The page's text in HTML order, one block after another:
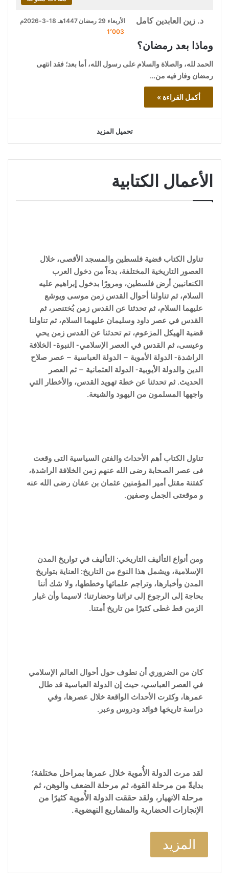
د. زين العابدين كامل
الأربعاء 29 رمضان 1447هـ 18-3-2026م
1٬003
وماذا بعد رمضان؟
الحمد لله، والصلاة والسلام على رسول الله، أما بعد؛ فقد انتهى
رمضان وفاز فيه من…
أكمل القراءة »
تحميل المزيد
الأعمال الكتابية
تناول الكتاب قضية فلسطين والمسجد الأقصى، خلال
العصور التاريخية المختلفة، بدءاً من دخول العرب
الكنعانيين أرض فلسطين، ومرورًا بدخول إبراهيم عليه
السلام، ثم تناولنا أحوال القدس زمن موسى ويوشع
عليهما السلام، ثم تحدثنا عن القدس زمن بُختنصر، ثم
القدس في عصر داود وسليمان عليهما السلام، ثم تناولنا
قضية الهيكل المزعوم، تم تحدثنا عن القدس زمن يحي
وعيسى، ثم القدس في العصر الإسلامي- النبوة- الخلافة
الراشدة- الدولة الأموية – الدولة العباسية – عصر صلاح
الدين والدولة الأيوبية- الدولة العثمانية – ثم العصر
الحديث. ثم تحدثنا عن خطة تهويد القدس، والأخطار التي
واجهها المسلمون من اليهود والشيعة.
تناول الكتاب أهم الأحداث والفتن ا لسياسية التى وقعت
فى عصر الصحابة رضى الله عنهم زمن الخلافة الراشدة،
كفتنة مقتل أمير المؤمنين عثمان بن عفان رضى الله عنه
و موقعتى الجمل وصفين.
ومن أنواع التأليف التاريخي: التأليف في تواريخ المدن
الإسلامية، ويشمل هذا النوع من التاريخ: العناية بتواريخ
المدن وأخبارها، وتراجم علمائها وخططها، ولا شك أننا
بحاجة إلى الرجوع إلى تراثنا وحضارتنا؛ لاسيما وأن غبار
الزمن قط غطى كثيرًا من تاريخ أمتنا.
كان من الضروري أن نطوف حول أحوال العالم الإسلامي
في العصر العباسي، حيث إن الدولة العباسية قد طال
عمرها، وكثرت الأحداث الواقعة خلال عصرها، وفي
دراسة تاريخها فوائد ودروس وعبر.
لقد مرت الدولة الأُموية خلال عمرها بمراحل مختلفة؛
بدايةً من مرحلة القوة، ثم مرحلة الضعف والوهن، ثم
مرحلة الانهيار، ولقد حققت الدولة الأُموية كثيرًا من
الإنجازات الحضارية والمشاريع النهضوية.
المزيد